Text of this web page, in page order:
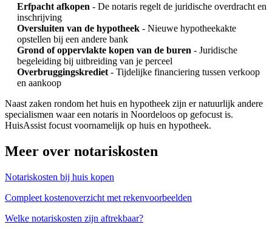
Erfpacht afkopen - De notaris regelt de juridische overdracht en
inschrijving
Oversluiten van de hypotheek - Nieuwe hypotheekakte
opstellen bij een andere bank
Grond of oppervlakte kopen van de buren - Juridische
begeleiding bij uitbreiding van je perceel
Overbruggingskrediet - Tijdelijke financiering tussen verkoop
en aankoop
Naast zaken rondom het huis en hypotheek zijn er natuurlijk andere
specialismen waar een notaris in Noordeloos op gefocust is.
HuisAssist focust voornamelijk op huis en hypotheek.
Meer over notariskosten
Notariskosten bij huis kopen
Compleet kostenoverzicht met rekenvoorbeelden
Welke notariskosten zijn aftrekbaar?